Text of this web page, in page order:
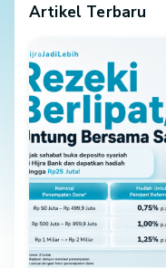
Artikel Terbaru